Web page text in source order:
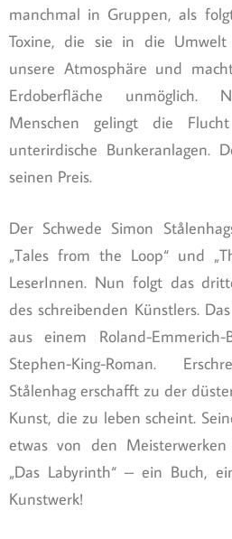
manchmal in Gruppen, als
Toxine, die sie in die Umwelt
unsere Atmosphäre und
Erdoberfläche unmöglich.
Menschen gelingt die
unterirdische Bunkeranlagen.
seinen Preis.
Der Schwede Simon
„Tales from the Loop“ und
LeserInnen. Nun folgt das
des schreibenden Künstlers.
aus einem Roland-
Stephen-King-Roman.
Stålenhag erschafft zu der
Kunst, die zu leben scheint.
etwas von den
„Das Labyrinth“ – ein Buch,
Kunstwerk!